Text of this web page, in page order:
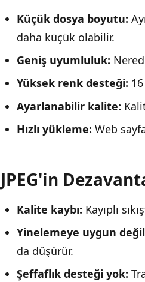
Küçük dosya boyutu:
daha küçük olabilir.
Geniş uyumluluk:
Yüksek renk desteği:
Ayarlanabilir kalite:
Hızlı yükleme: Web
JPEG'in
Kalite kaybı: Kayıplı
Yinelemeye uygun
da düşürür.
Şeffaflık desteği yok: